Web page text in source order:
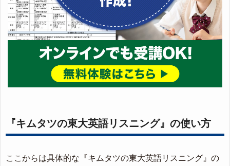
『キムタツの東大英語リスニング』の使い方
ここからは具体的な『キムタツの東大英語リスニング』の